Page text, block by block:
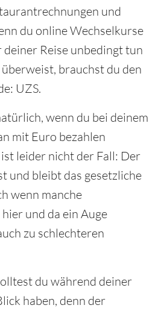
und
du online Wechselkurse
deiner Reise unbedingt tun
brauchst du den
UZS.
wenn du bei deinem
mit Euro bezahlen
leider nicht der Fall: Der
und bleibt das gesetzliche
wenn manche
und da ein Auge
zu schlechteren
du während deiner
haben, denn der